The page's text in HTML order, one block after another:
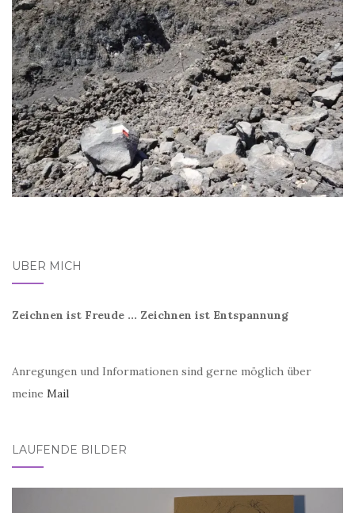
ÜBER MICH
Zeichnen ist Freude ... Zeichnen ist Entspannung
Anregungen und Informationen sind gerne möglich über
meine Mail
LAUFENDE BILDER